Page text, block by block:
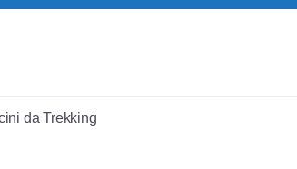
da Trekking